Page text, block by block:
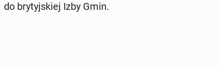
do bry­tyj­skiej Izby Gmin.